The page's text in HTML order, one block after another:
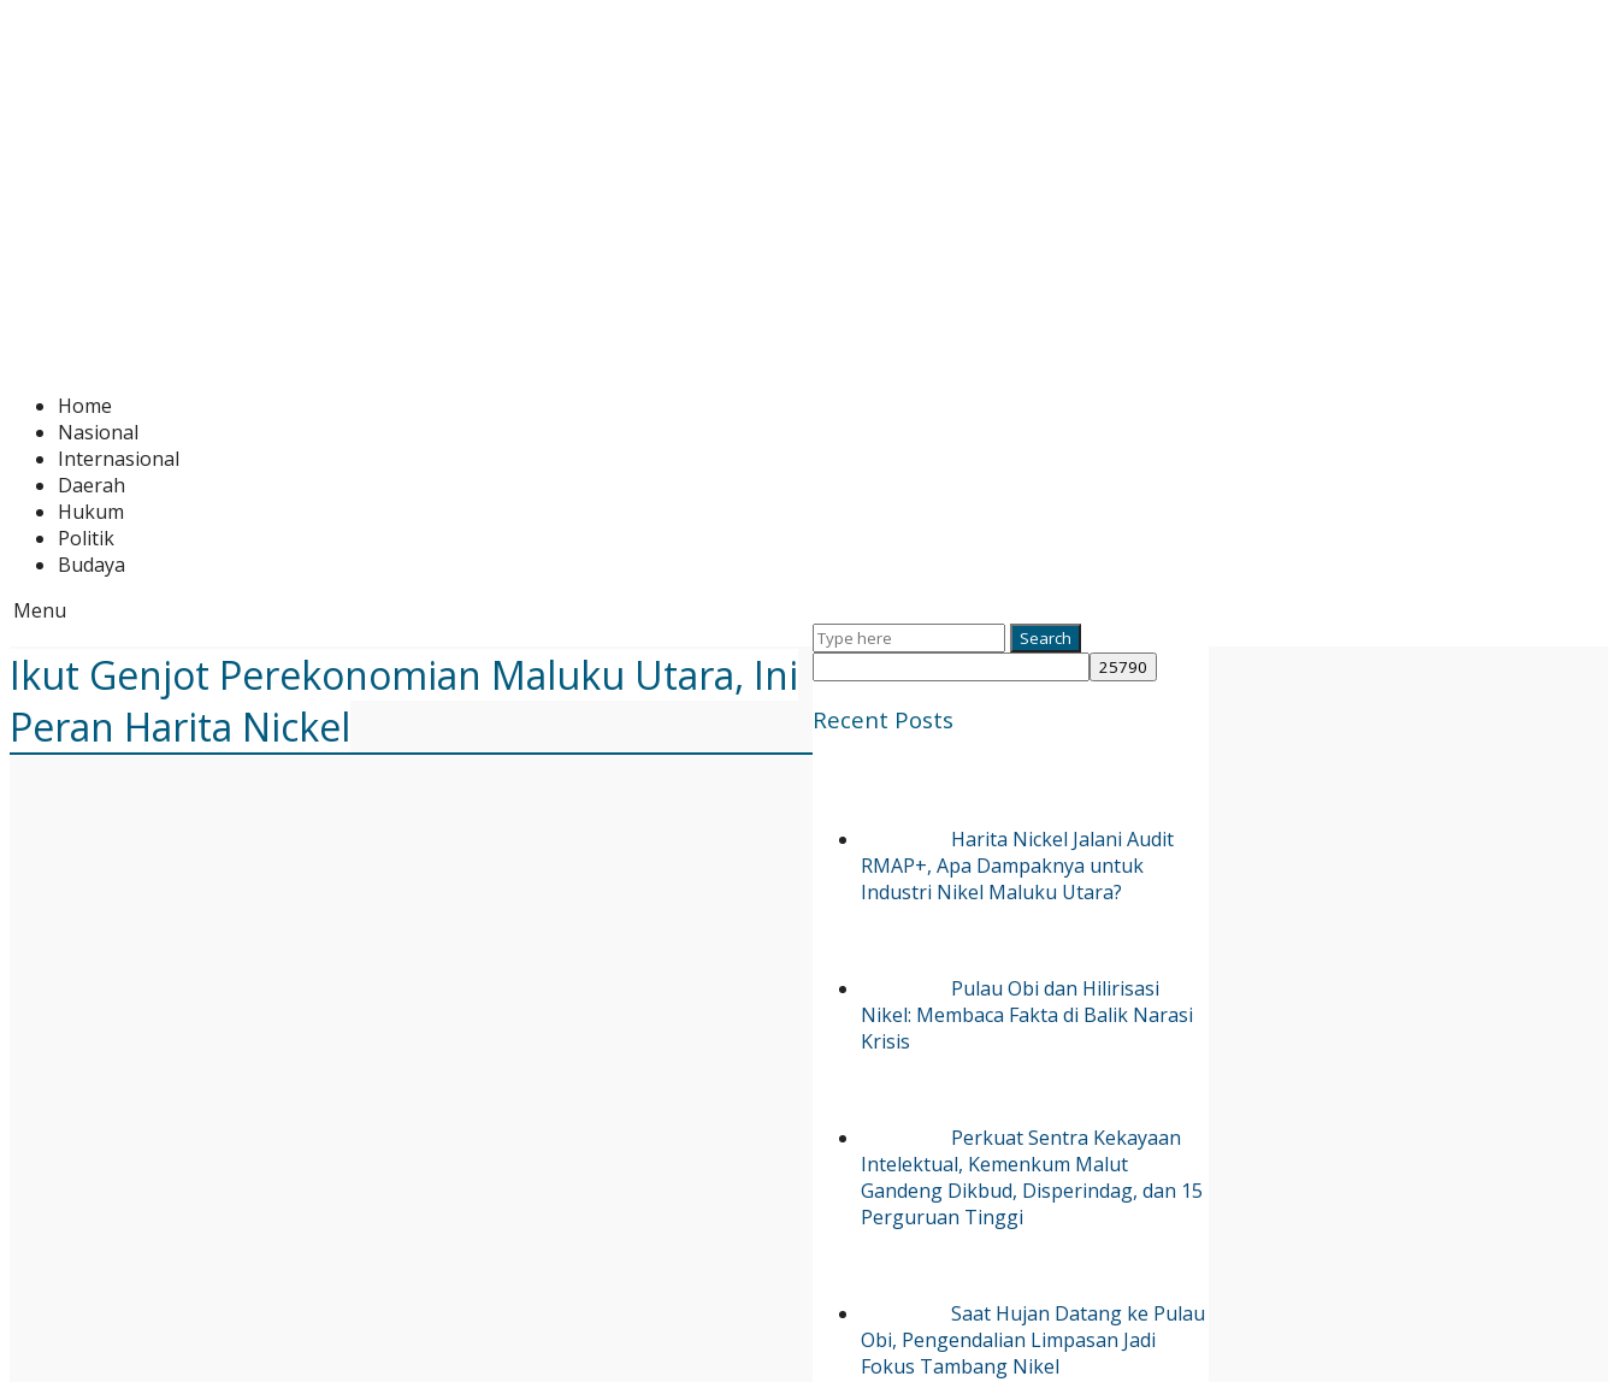
Home
Nasional
Internasional
Daerah
Hukum
Politik
Budaya
Menu
Recent Posts
Harita Nickel Jalani Audit
RMAP+, Apa Dampaknya untuk
Industri Nikel Maluku Utara?
Pulau Obi dan Hilirisasi
Nikel: Membaca Fakta di Balik Narasi
Krisis
Perkuat Sentra Kekayaan
Intelektual, Kemenkum Malut
Gandeng Dikbud, Disperindag, dan 15
Perguruan Tinggi
Saat Hujan Datang ke Pulau
Obi, Pengendalian Limpasan Jadi
Fokus Tambang Nikel
Ikut Genjot Perekonomian Maluku Utara, Ini
Peran Harita Nickel